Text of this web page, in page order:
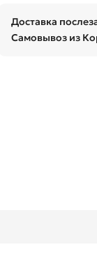
Доставка
Самовывоз из